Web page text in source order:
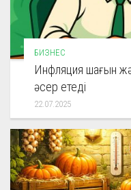
БИЗНЕС
Инфляция шағын
әсер етеді
22.07.2025